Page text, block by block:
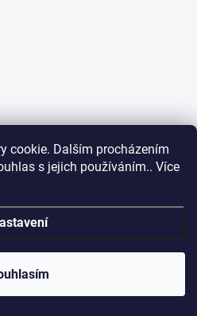
cookie. Dalším procházením
s jejich používáním.. Více